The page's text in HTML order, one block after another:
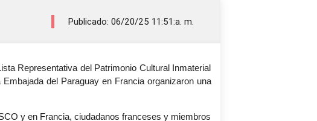
Publicado: 06/20/25 11:51:a. m.
Representativa del Patrimonio Cultural Inmaterial
del Paraguay en Francia organizaron una
y en Francia, ciudadanos franceses y miembros